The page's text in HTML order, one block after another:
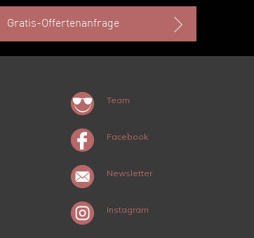
Gratis-Offertenanfrage
Team
Facebook
Newsletter
Instagram